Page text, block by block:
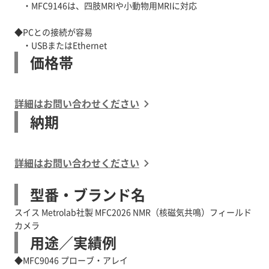
・MFC9146は、四肢MRIや小動物用MRIに対応
◆PCとの接続が容易
・USBまたはEthernet
価格帯
詳細はお問い合わせください
納期
詳細はお問い合わせください
型番・ブランド名
スイス Metrolab社製 MFC2026 NMR（核磁気共鳴）フィールド
カメラ
用途／実績例
◆MFC9046 プローブ・アレイ